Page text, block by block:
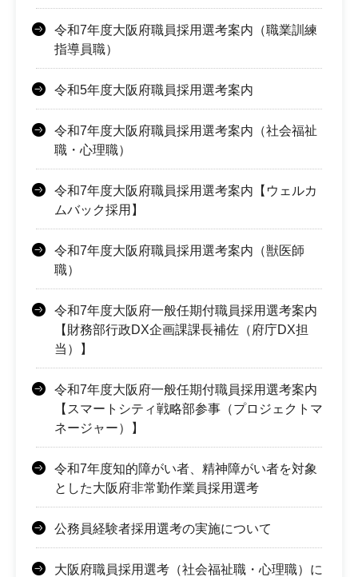
令和7年度大阪府職員採用選考案内（職業訓練
指導員職）
令和5年度大阪府職員採用選考案内
令和7年度大阪府職員採用選考案内（社会福祉
職・心理職）
令和7年度大阪府職員採用選考案内【ウェルカ
ムバック採用】
令和7年度大阪府職員採用選考案内（獣医師
職）
令和7年度大阪府一般任期付職員採用選考案内
【財務部行政DX企画課課長補佐（府庁DX担
当）】
令和7年度大阪府一般任期付職員採用選考案内
【スマートシティ戦略部参事（プロジェクトマ
ネージャー）】
令和7年度知的障がい者、精神障がい者を対象
とした大阪府非常勤作業員採用選考
公務員経験者採用選考の実施について
大阪府職員採用選考（社会福祉職・心理職）に